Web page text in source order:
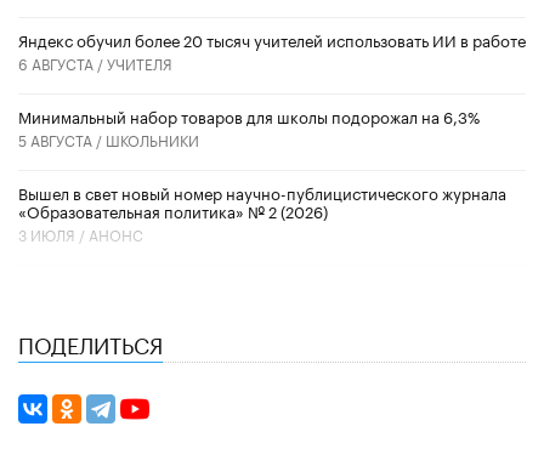
​Яндекс обучил более 20 тысяч учителей использовать ИИ в работе
6 АВГУСТА /УЧИТЕЛЯ
Минимальный набор товаров для школы подорожал на 6,3%
5 АВГУСТА / ШКОЛЬНИКИ
Вышел в свет новый номер научно-публицистического журнала
«Образовательная политика» № 2 (2026)
3 ИЮЛЯ / АНОНС
ПОДЕЛИТЬСЯ